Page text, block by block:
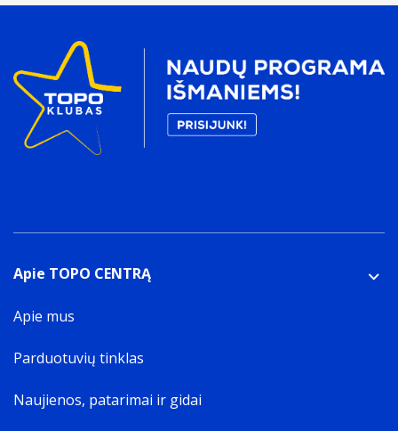
The distance from the front to the back of something.
105 mm
Aukštis
The measurement of the product from head to foot or
from base to top.
106 g
Apie TOPO CENTRĄ
Apie mus
Parduotuvių tinklas
Naujienos, patarimai ir gidai